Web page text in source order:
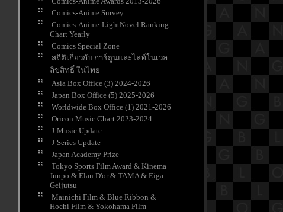
Comics-Anime Survey
Comics-Anime-LightNovel Ranking
Chart Yearly
Comics Special Zone
สถิติเกี่ยวกับ การ์ตูนและไลท์โนเวล
ลิขสิทธิ์ ในไท
Asia Box Office (3) 2024-2026
Japan Box Office (5) 2025-2026
Worldwide Box Office (1) 2021-2026
Oricon Music Chart 2023-2024
J-Music Update
J-Series Update
Japan Academy Prize
Tokyo Sports Film Award & Kinema
Junpo & Elan D'or & TAMA & Eiga
Geijutsu
Mainichi Film & Blue Ribbon &
Hochi Film & Yokohama Film